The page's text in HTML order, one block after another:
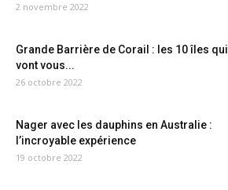
2 novembre 2022
Grande Barrière de Corail : les 10 îles qui
vont vous...
26 octobre 2022
Nager avec les dauphins en Australie :
l’incroyable expérience
19 octobre 2022